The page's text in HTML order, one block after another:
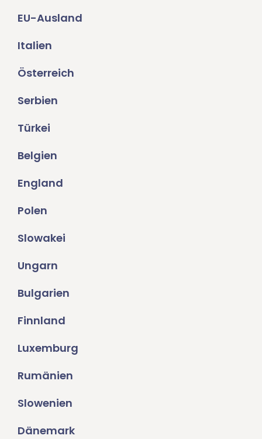
EU-Ausland
Italien
Österreich
Serbien
Türkei
Belgien
England
Polen
Slowakei
Ungarn
Bulgarien
Finnland
Luxemburg
Rumänien
Slowenien
Dänemark